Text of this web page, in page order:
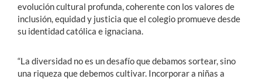
evolución cultural profunda, coherente con los valores de
inclusión, equidad y justicia que el colegio promueve desde
su identidad católica e ignaciana.
“La diversidad no es un desafío que debamos sortear, sino
una riqueza que debemos cultivar. Incorporar a niñas a